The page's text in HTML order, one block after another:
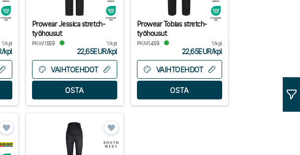
1/kpl
/kpl
Prowear Jessica stretch-
työhousut
PKW1559 1/kpl
22,65EUR/kpl
VAIHTOEHDOT
Prowear Tobias stretch-
työhousut
PKM1459 1/kpl
22,65EUR/kpl
VAIHTOEHDOT